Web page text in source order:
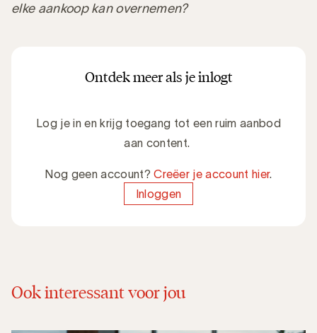
elke aankoop kan overnemen?
Ontdek meer als je inlogt
Log je in en krijg toegang tot een ruim aanbod
aan content.
Nog geen account?Creëer je account hier.
Inloggen
Ook interessant voor jou